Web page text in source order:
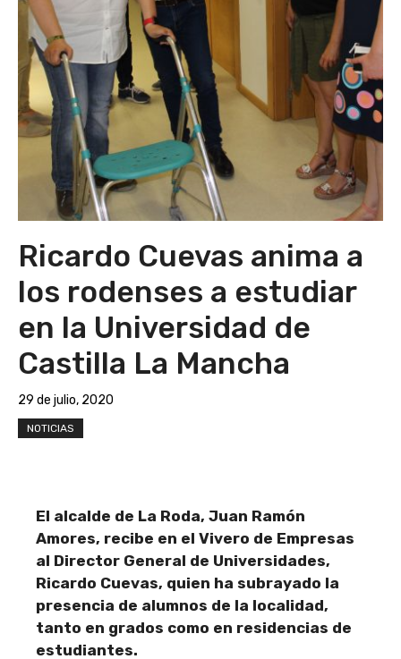
Ricardo Cuevas anima a
los rodenses a estudiar
en la Universidad de
Castilla La Mancha
29 de julio, 2020
NOTICIAS
El alcalde de La Roda, Juan Ramón
Amores, recibe en el Vivero de Empresas
al Director General de Universidades,
Ricardo Cuevas, quien ha subrayado la
presencia de alumnos de la localidad,
tanto en grados como en residencias de
estudiantes.